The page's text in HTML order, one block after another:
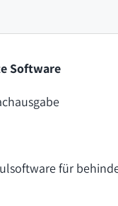
Software
für